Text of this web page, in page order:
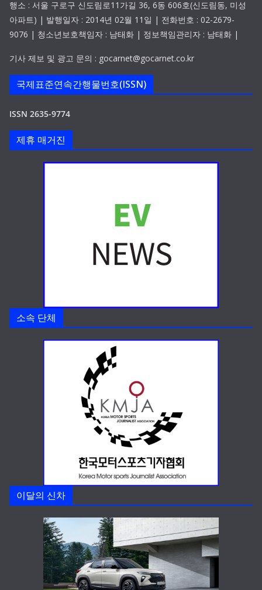
행소 : 서울 구로구 신도림로11가길 36, 6동 606호(신도림동, 미성
아파트) | 발행일자 : 2014년 02월 11일 | 전화번호 : 02-2679-
9076 | 청소년보호책임자 : 남태화 | 정보책임관리자 : 남태화 |
기사 제보 및 광고 문의 : gocarnet@gocarnet.co.kr
국제표준연속간행물번호(ISSN)
ISSN 2635-9774
제휴 매거진
소속 단체
이달의 신차